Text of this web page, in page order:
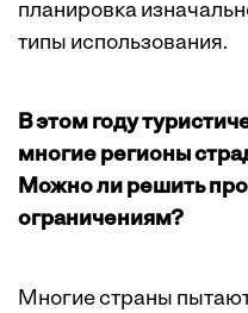
планировка
типы использования.
В этом году
многие регионы
Можно ли решить
ограничениям?
Многие страны